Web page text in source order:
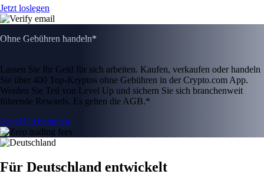
Jetzt loslegen
Ohne Gebühren handeln*
Lassen Sie Ihr Geld für sich arbeiten. Kaufen, verkaufen oder handeln
Sie über 400 Top-Kryptos ohne Gebühren in der Crypto.com App.
Werden Sie Teil von Level Up und sichern Sie sich branchenweit
führende Rewards. Es gelten die AGB.*
Level Up beitreten
Für Deutschland entwickelt